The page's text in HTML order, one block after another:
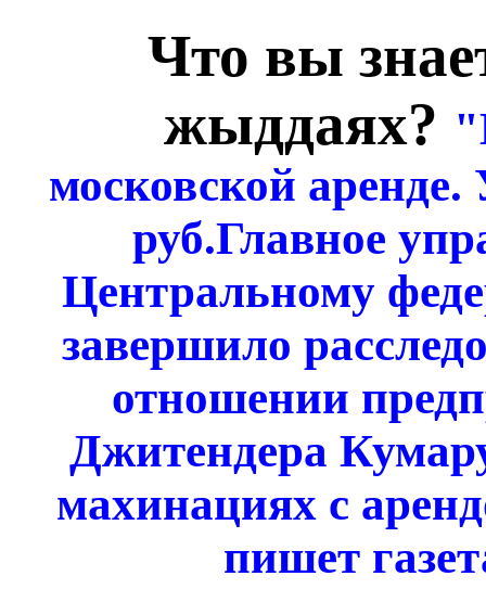
Что вы
жыддаях?
московской
руб.Главное
Центральному
завершило
отношении
Джитендера
махинациях с
пишет